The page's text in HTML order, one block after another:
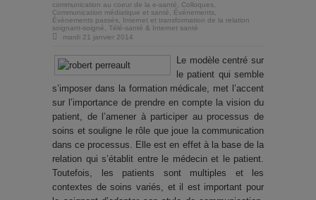
communication au coeur de la e-santé
Colloques
Communication médiatique et santé
Événements
Évènements passés
Internet et transformation de la relation
soignant-soigné
Télé-santé & Internet santé
mardi 21 janvier 2014
Le modèle centré sur
le patient qui semble
s’imposer dans la formation médicale, met l’accent
sur l’importance de prendre en compte la vision du
patient, de l’amener à participer au processus de
soins et souligne le rôle que joue la communication
dans ce processus. Elle est en effet à la base de la
relation qui s’établit entre le médecin et le patient.
Toutefois, les patients sont multiples et les
contextes de soins variés, et il est important pour